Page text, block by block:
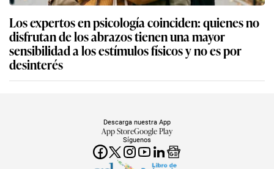
Los expertos en psicología coinciden: quienes no
disfrutan de los abrazos tienen una mayor
sensibilidad a los estímulos físicos y no es por
desinterés
Síguenos
Descarga nuestra App
App StoreGoogle Play